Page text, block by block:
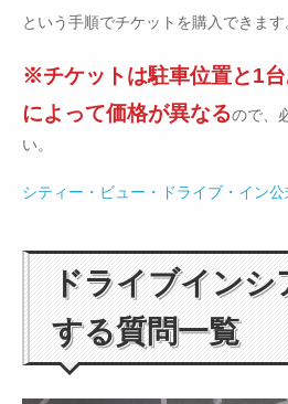
という手順でチケットを購入できます
※チケットは駐車位置と1
によって価格が異なるので、
い。
シティー・ビュー・ドライブ・イン公
ドライブインシ
する質問一覧